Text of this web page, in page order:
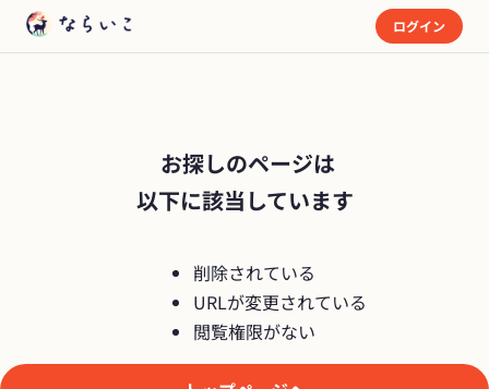
ログイン
以下に該当しています
削除されている
URLが変更されている
閲覧権限がない